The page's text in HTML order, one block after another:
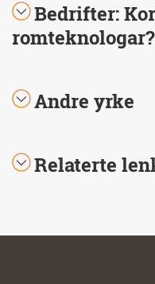
Bedrifter:
romteknologar?
Andre yrke
Relaterte